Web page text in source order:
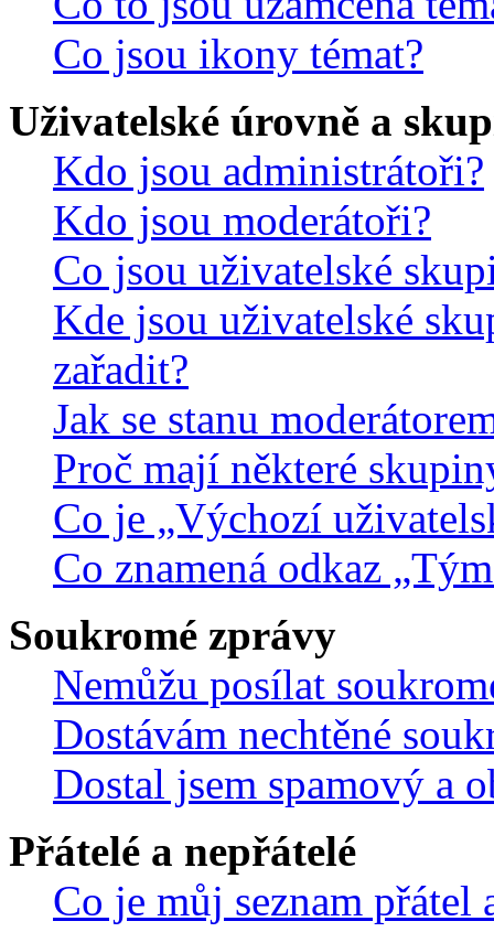
Co jsou ikony témat?
Uživatelské úrovně a
Kdo jsou administrátoři?
Kdo jsou moderátoři?
Co jsou uživatelské
Kde jsou uživatelské
zařadit?
Jak se stanu
Proč mají některé
Co je „Výchozí
Co znamená odkaz
Soukromé zprávy
Nemůžu posílat
Dostávám nechtěné
Dostal jsem spamový a
Přátelé a nepřátelé
Co je můj seznam přátel